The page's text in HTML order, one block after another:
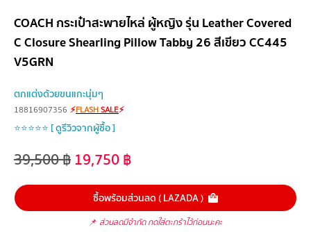
COACH กระเป๋าสะพายไหล่ ผู้หญิง รุ่น Leather Covered
C Closure Shearling Pillow Tabby 26 สีเขียว CC445
V5GRN
ตกแต่งด้วยขนแกะนุ่มๆ
18816907356 ⚡FLASHSALE⚡
⭐⭐⭐⭐⭐ [ ดูรีวิวจากผู้ซื้อ ]
39,500฿ 19,750฿
ซื้อพร้อมส่วนลด ( LAZADA )
📌 ส่วนลดมีจำกัด กดใส่ตะกร้าไว้ก่อนนะคะ